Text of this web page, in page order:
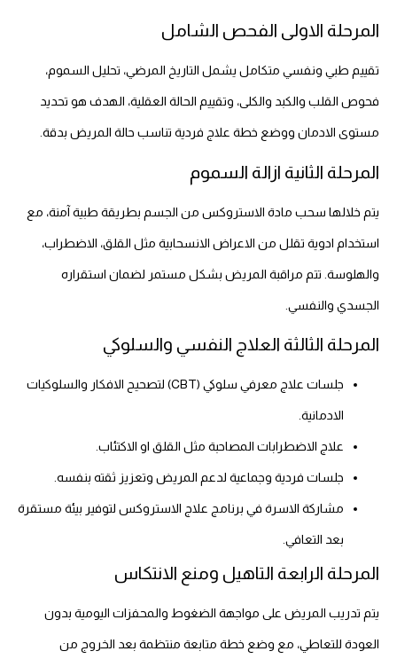
المرحلة الاولى الفحص الشامل
تقييم طبي ونفسي متكامل يشمل التاريخ المرضي، تحليل السموم،
فحوص القلب والكبد والكلى، وتقييم الحالة العقلية، الهدف هو تحديد
مستوى الادمان ووضع خطة علاج فردية تناسب حالة المريض بدقة.
المرحلة الثانية ازالة السموم
يتم خلالها سحب مادة الاستروكس من الجسم بطريقة طبية آمنة، مع
استخدام ادوية تقلل من الاعراض الانسحابية مثل القلق، الاضطراب،
والهلوسة. تتم مراقبة المريض بشكل مستمر لضمان استقراره
الجسدي والنفسي.
المرحلة الثالثة العلاج النفسي والسلوكي
جلسات علاج معرفي سلوكي (CBT) لتصحيح الافكار والسلوكيات
الادمانية.
علاج الاضطرابات المصاحبة مثل القلق او الاكتئاب.
جلسات فردية وجماعية لدعم المريض وتعزيز ثقته بنفسه.
مشاركة الاسرة في برنامج علاج الاستروكس لتوفير بيئة مستقرة
بعد التعافي.
المرحلة الرابعة التاهيل ومنع الانتكاس
يتم تدريب المريض على مواجهة الضغوط والمحفزات اليومية بدون
العودة للتعاطي، مع وضع خطة متابعة منتظمة بعد الخروج من